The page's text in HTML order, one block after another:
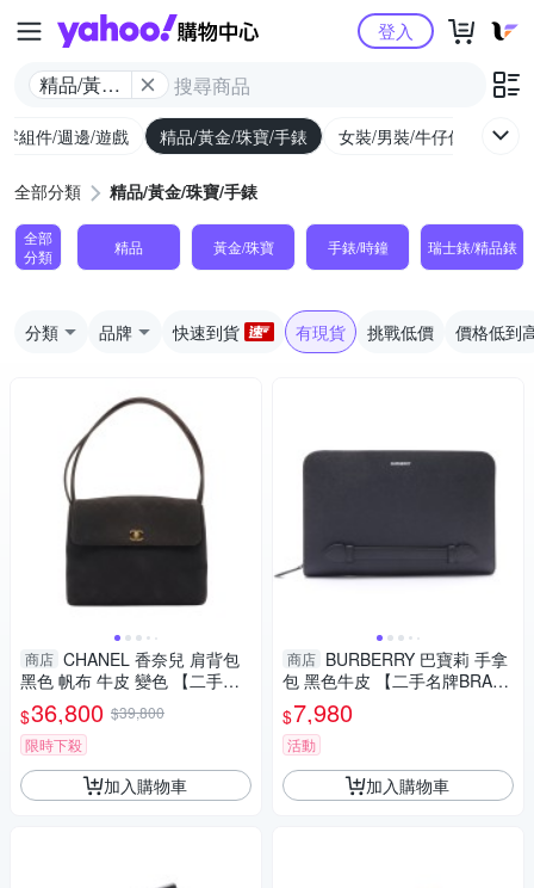
Yahoo購物中心
精品/黃金/
登入
組件/週邊/遊戲 精品/黃金/珠寶/手錶 女裝/男裝/牛仔休閒
全部分類 精品/黃金/珠寶/手錶
全部
分類
精品 黃金/珠寶 手錶/時鐘 瑞士錶/精品錶
分類 品牌 快速到貨 有現貨 挑戰低價 價格低到
商店 CHANEL 香奈兒 肩背包
黑色 帆布 牛皮 變色 【二手名
牌BRAND OFF】
$36,800 $39,800
限時下殺
加入購物車
商店 BURBERRY 巴寶莉 手拿
包 黑色牛皮 【二手名牌BRAN
D OFF】
$7,980
活動
加入購物車